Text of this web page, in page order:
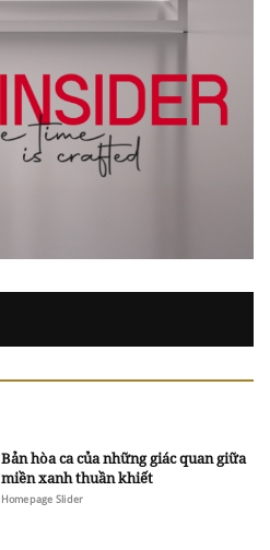
Bản hòa ca của những giác quan giữa
miền xanh thuần khiết
Homepage Slider